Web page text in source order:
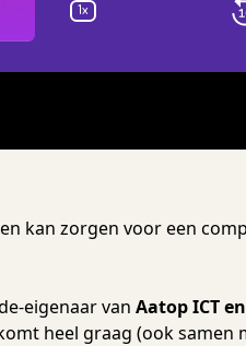
kan zorgen voor een
eigenaar van Aatop ICT
heel graag (ook